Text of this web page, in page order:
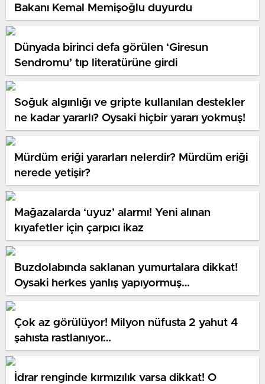
Bakanı Kemal Memişoğlu duyurdu
Dünyada birinci defa görülen ‘Giresun
Sendromu’ tıp literatürüne girdi
Soğuk algınlığı ve gripte kullanılan destekler
ne kadar yararlı? Oysaki hiçbir yararı yokmuş!
Mürdüm eriği yararları nelerdir? Mürdüm eriği
nerede yetişir?
Mağazalarda ‘uyuz’ alarmı! Yeni alınan
kıyafetler için çarpıcı ikaz
Buzdolabında saklanan yumurtalara dikkat!
Oysaki herkes yanlış yapıyormuş…
Çok az görülüyor! Milyon nüfusta 2 yahut 4
şahısta rastlanıyor…
İdrar renginde kırmızılık varsa dikkat! O